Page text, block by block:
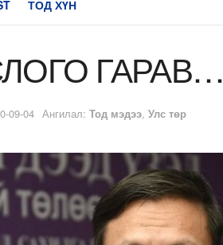
ТОД ХҮН
ГАРАВ…
09-04 Ангилал: Тод мэдээ, Улс төр